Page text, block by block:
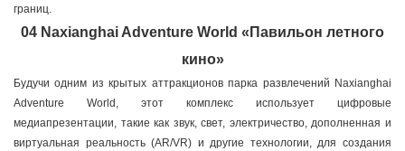
границ.
04 Naxianghai Adventure World «Павильон летного
кино»
Будучи одним из крытых аттракционов парка развлечений Naxianghai
Adventure World, этот комплекс использует цифровые
медиапрезентации, такие как звук, свет, электричество, дополненная и
виртуальная реальность (AR/VR) и другие технологии, для создания